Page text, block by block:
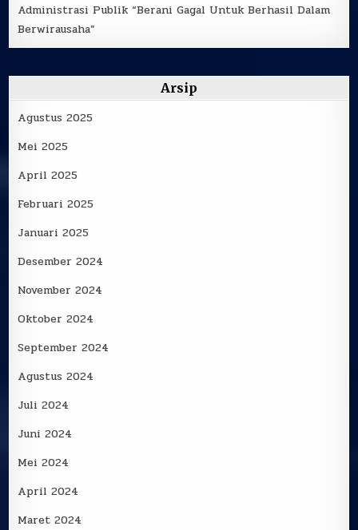
Administrasi Publik “Berani Gagal Untuk Berhasil Dalam
Berwirausaha”
Arsip
Agustus 2025
Mei 2025
April 2025
Februari 2025
Januari 2025
Desember 2024
November 2024
Oktober 2024
September 2024
Agustus 2024
Juli 2024
Juni 2024
Mei 2024
April 2024
Maret 2024